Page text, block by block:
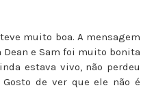
muito boa. A mensagem
e Sam foi muito bonita
estava vivo, não perdeu
de ver que ele não é